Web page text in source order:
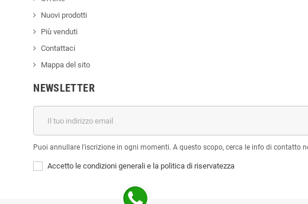
Nuovi prodotti
Più venduti
Contattaci
Mappa del sito
NEWSLETTER
Puoi annullare l'iscrizione in ogni momenti. A questo scopo, cerca le info di contatto
Accetto le condizioni generali e la politica di riservatezza